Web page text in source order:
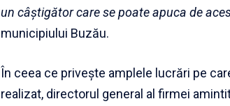
un câștigător care se poate apuca de
municipiului Buzău.
În ceea ce privește amplele lucrări pe
realizat, directorul general al firmei